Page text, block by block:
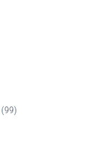
(99)